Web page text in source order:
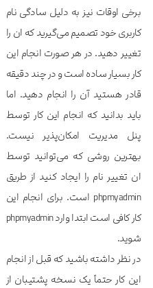
برخی اوقات نیز به دلیل سادگی نام
کاربری خود تصمیم می‌گیرید که ان را
تغییر دهید. در هر صورت انجام این
کار بسیار ساده است و در چند دقیقه
قادر هستید آن را انجام دهید. اما
باید بدانید که انجام این کار توسط
پنل مدیریت امکان‌پذیر نیست.
بهترین روشی که می‌توانید توسط
ان تغییر نام را ایجاد کنید از طریق
phpmyadmin است. برای انجام این
کار کافی است ابتدا وارد phpmyadmin
شوید.
در نظر داشته باشید که قبل از انجام
این کار حتماً یک نسخه پشتیبان از